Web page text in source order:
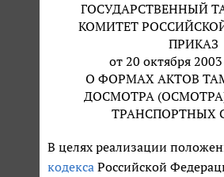
ГОСУДАРСТВЕННЫЙ
КОМИТЕТ
ПРИКАЗ
от 20 октября
О ФОРМАХ АКТОВ
ДОСМОТРА
ТРАНСПОРТНЫХ
В целях реализации
кодекса Российской